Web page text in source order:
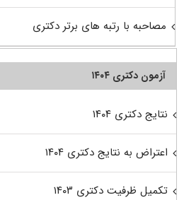
مصاحبه با رتبه های برتر دکتری
آزمون دکتری ۱۴۰۴
نتایج دکتری ۱۴۰۴
اعتراض به نتایج دکتری ۱۴۰۴
تکمیل ظرفیت دکتری ۱۴۰۳